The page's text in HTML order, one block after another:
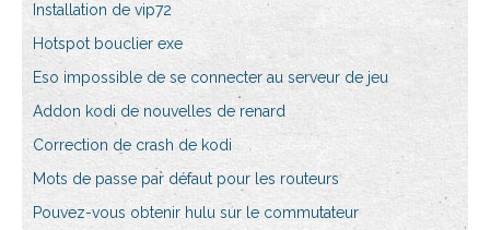
Installation de vip72
Hotspot bouclier exe
Eso impossible de se connecter au serveur de jeu
Addon kodi de nouvelles de renard
Correction de crash de kodi
Mots de passe par défaut pour les routeurs
Pouvez-vous obtenir hulu sur le commutateur